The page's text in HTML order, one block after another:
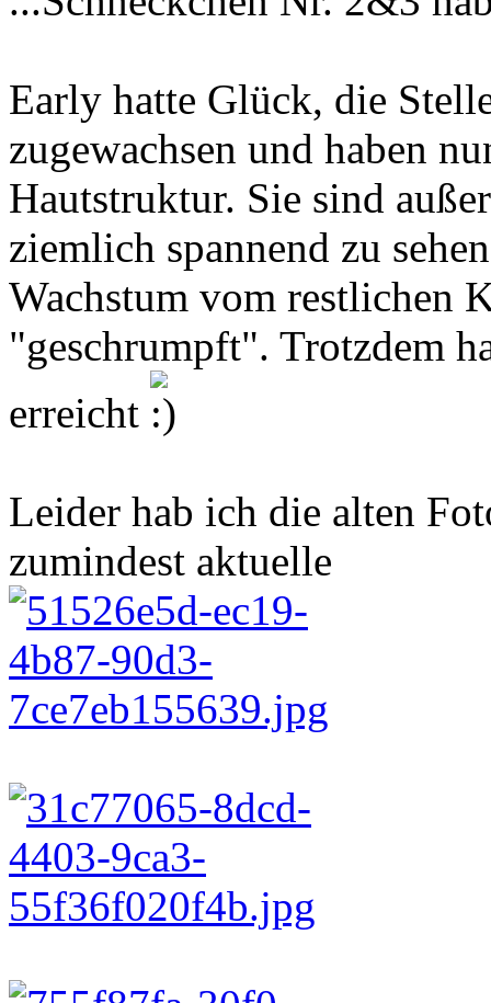
Early hatte Glück, die
zugewachsen und haben
Hautstruktur. Sie sind
ziemlich spannend zu
Wachstum vom restlichen
"geschrumpft". Trotzdem
erreicht
Leider hab ich die alten
zumindest aktuelle